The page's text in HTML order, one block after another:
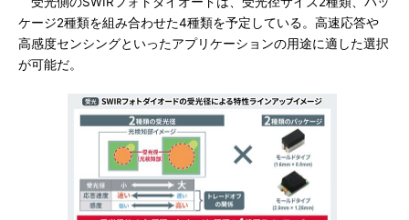
ケージ2種類を組み合わせた4種類を予定している。高速応答や
高感度センシングといったアプリケーションの用途に適した選択
が可能だ。